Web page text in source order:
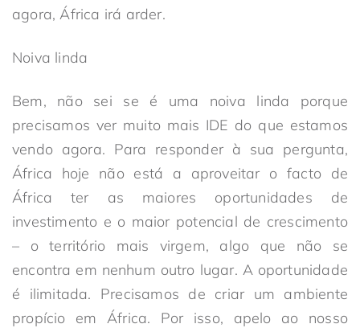
agora, África irá arder.
Noiva linda
Bem, não sei se é uma noiva linda porque
precisamos ver muito mais IDE do que estamos
vendo agora. Para responder à sua pergunta,
África hoje não está a aproveitar o facto de
África ter as maiores oportunidades de
investimento e o maior potencial de crescimento
– o território mais virgem, algo que não se
encontra em nenhum outro lugar. A oportunidade
é ilimitada. Precisamos de criar um ambiente
propício em África. Por isso, apelo ao nosso